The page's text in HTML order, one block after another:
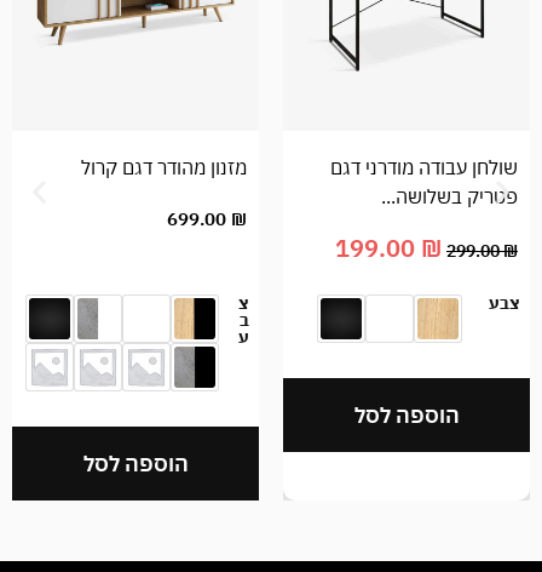
299.00₪
199.00 ₪
שולחן עבודה מודרני דגם
פטריק בשלושה...
צבע
הוספה לסל
699.00 ₪
מזנון מהודר דגם קרול
צ
ב
ע
הוספה לסל